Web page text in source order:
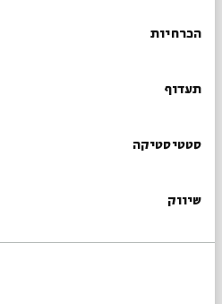
הסכמה
הכרחיות
תעדוף
סטטיסטיקה
שיווק